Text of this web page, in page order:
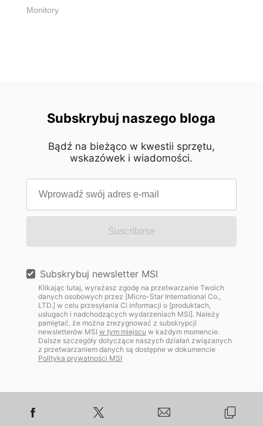
Monitory
Subskrybuj naszego bloga
Bądź na bieżąco w kwestii sprzętu,
wskazówek i wiadomości.
Suscribirse
Subskrybuj newsletter MSI
Klikając tutaj, wyrażasz zgodę na przetwarzanie Twoich
danych osobowych przez [Micro-Star International Co.,
LTD.] w celu przesyłania Ci informacji o [produktach,
usługach i nadchodzących wydarzeniach MSI]. Należy
pamiętać, że można zrezygnować z subskrypcji
newsletterów MSI w tym miejscu w każdym momencie.
Dalsze szczegóły dotyczące naszych działań związanych
z przetwarzaniem danych są dostępne w dokumencie
Polityka prywatności MSI